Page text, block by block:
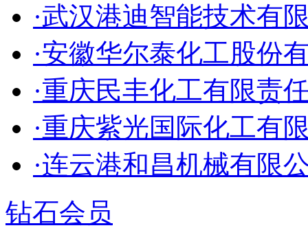
·武汉港迪智能技术有
·安徽华尔泰化工股份
·重庆民丰化工有限责
·重庆紫光国际化工有
·连云港和昌机械有限
钻石会员